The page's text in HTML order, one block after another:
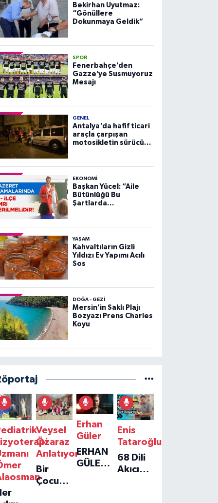
Bekirhan Uyutmaz:
“Gönüllere
Dokunmaya Geldik”
SPOR
Fenerbahçe’den
Gazze’ye Susmuyoruz
Mesajı
GENEL
Antalya'da hafif ticari
araçla çarpışan
motosikletin sürücüsü
EKONOMI
Başkan Yücel: “Aile
Bütünlüğü Bu
Şartlarda
YAŞAM
Kahvaltıların Gizli
Yıldızı Ev Yapımı Acılı
Sos
DOĞA - GEZI
Mersin’in Saklı Plajı
Bozyazı Prens Charles
Koyu
Veysel
Özaraz
Anlatıyor
Bir
Çocuğun
Erhan
Güler
ERHAN
GÜLER'IN
Enis
Tataroğlu
68 Dili
Akıcı